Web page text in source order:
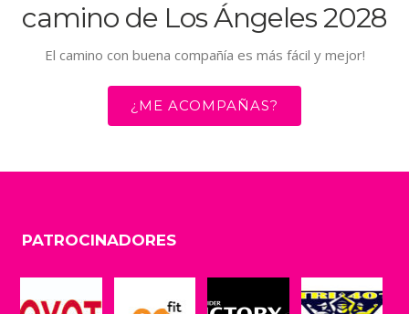
camino de Los Ángeles 2028
El camino con buena compañía es más fácil y mejor!
¿ME ACOMPAÑAS?
PATROCINADORES